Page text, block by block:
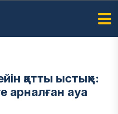
қатты ыстық»:
арналған ауа